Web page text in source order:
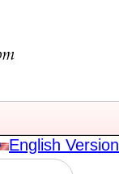
English Version